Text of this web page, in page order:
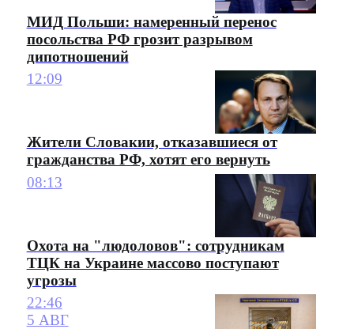
МИД Польши: намеренный перенос
посольства РФ грозит разрывом
дипотношений
12:09
Жители Словакии, отказавшиеся от
гражданства РФ, хотят его вернуть
08:13
Охота на "людоловов": сотрудникам
ТЦК на Украине массово поступают
угрозы
22:46
5 АВГ